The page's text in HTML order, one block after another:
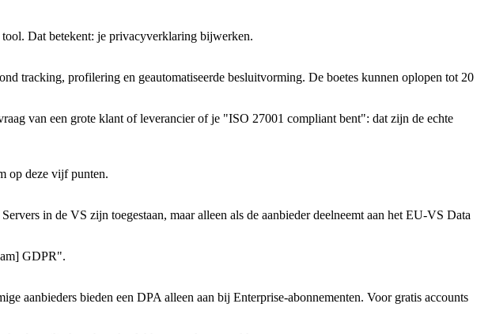
Dat betekent: je privacyverklaring bijwerken.
tracking, profilering en geautomatiseerde besluitvorming. De boetes kunnen oplopen tot 20
van een grote klant of leverancier of je "ISO 27001 compliant bent": dat zijn de echte
op deze vijf punten.
in de VS zijn toegestaan, maar alleen als de aanbieder deelneemt aan het EU-VS Data
GDPR".
aanbieders bieden een DPA alleen aan bij Enterprise-abonnementen. Voor gratis accounts